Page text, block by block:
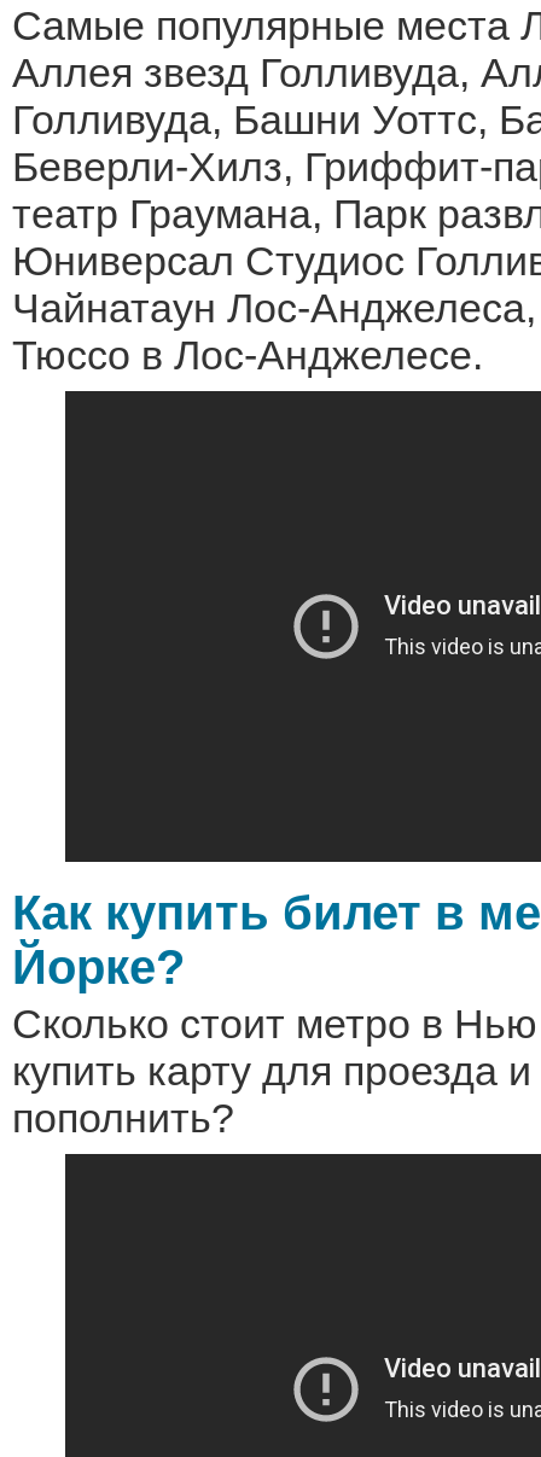
Самые популярные места
Аллея звезд Голливуда,
Голливуда, Башни Уоттс,
Беверли-Хилз, Гриффит-
театр Граумана, Парк
Юниверсал Студиос
Чайнатаун Лос-
Тюссо в Лос-Анджелесе.
Как купить билет в
Йорке?
Сколько стоит метро в
купить карту для проезда
пополнить?